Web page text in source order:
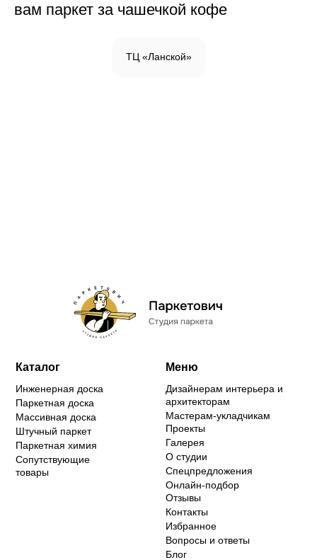
вам паркет за чашечкой кофе
ТЦ «Ланской»
Каталог
Инженерная доска
Паркетная доска
Массивная доска
Штучный паркет
Паркетная химия
Сопутствующие
товары
Меню
Дизайнерам интерьера и
архитекторам
Мастерам-укладчикам
Проекты
Галерея
О студии
Спецпредложения
Онлайн-подбор
Отзывы
Контакты
Избранное
Вопросы и ответы
Блог